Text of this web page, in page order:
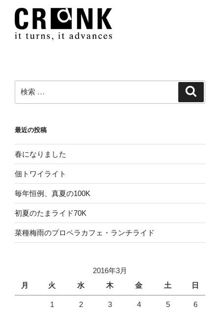
ン
索:
最近の投稿
春になりました
佃トワイライト
毎年恒例、真夏の100K
初夏のたまライド70K
菜種梅雨のプロペラカフェ・ランチライド
2016年3月
月
火 水 木 金 土 日
1 2 3 4 5 6